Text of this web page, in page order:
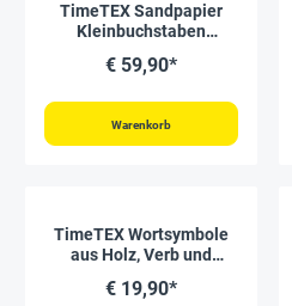
TimeTEX Sandpapier
Kleinbuchstaben
€ 59,90*
Warenkorb
TimeTEX Wortsymbole
aus Holz, Verb und
Premium"
€ 19,90*